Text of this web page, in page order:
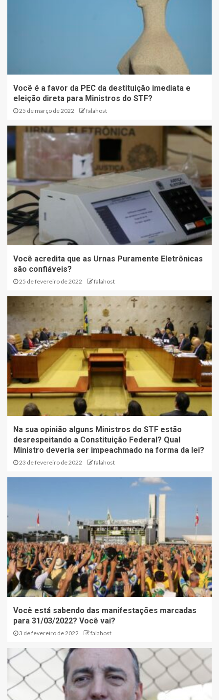
Você é a favor da PEC da destituição imediata e
eleição direta para Ministros do STF?
25 de março de 2022 falahost
Você acredita que as Urnas Puramente Eletrônicas
são confiáveis?
25 de fevereiro de 2022 falahost
Na sua opinião alguns Ministros do STF estão
desrespeitando a Constituição Federal? Qual
Ministro deveria ser impeachmado na forma da lei?
23 de fevereiro de 2022 falahost
Você está sabendo das manifestações marcadas
para 31/03/2022? Você vai?
3 de fevereiro de 2022 falahost